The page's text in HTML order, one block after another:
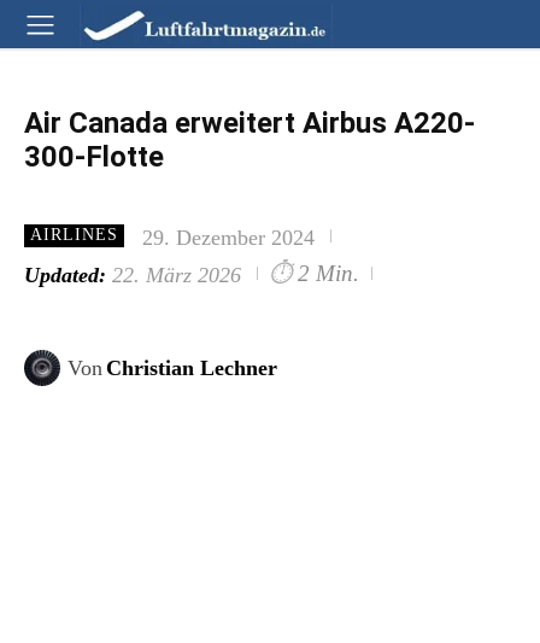
Air Canada erweitert Airbus A220-
300-Flotte
AIRLINES
29. Dezember 2024
Updated: 22. März 2026 ⏱ 2 Min.
VonChristian Lechner